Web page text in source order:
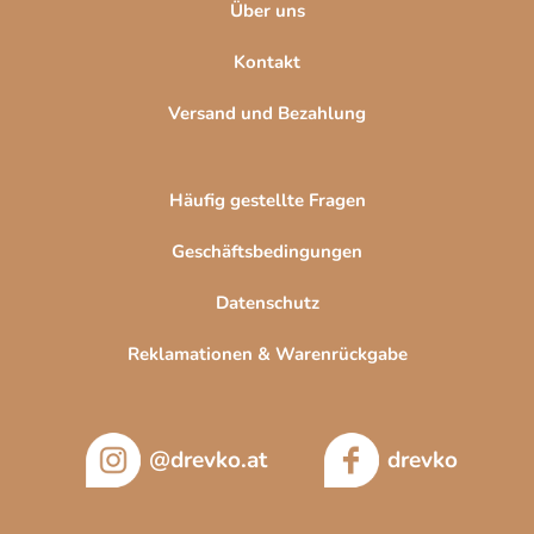
L
s
e
Über uns
Kontakt
Versand und Bezahlung
Häufig gestellte Fragen
Geschäftsbedingungen
Datenschutz
Reklamationen & Warenrückgabe
@drevko.at drevko